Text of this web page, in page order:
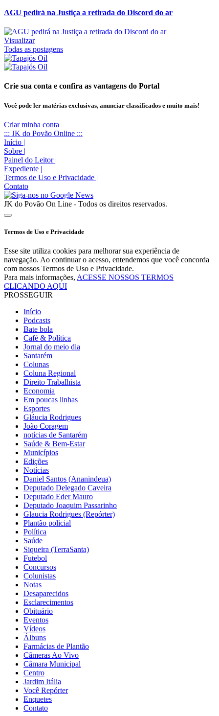
AGU pedirá na Justiça a retirada do Discord do ar
Visualizar
Todas as postagens
Crie sua conta e confira as vantagens do Portal
Você pode ler matérias exclusivas, anunciar classificados e muito mais!
Criar minha conta
::: JK do Povão Online :::
Início |
Sobre |
Painel do Leitor |
Expediente |
Termos de Uso e Privacidade |
Contato
JK do Povão On Line - Todos os direitos reservados.
Termos de Uso e Privacidade
Esse site utiliza cookies para melhorar sua experiência de
navegação. Ao continuar o acesso, entendemos que você concorda
com nossos Termos de Uso e Privacidade.
Para mais informações, ACESSE NOSSOS TERMOS
CLICANDO AQUI
PROSSEGUIR
Início
Podcasts
Bate bola
Café & Política
Jornal do meio dia
Santarém
Colunas
Coluna Regional
Direito Trabalhista
Economia
Em poucas linhas
Esportes
Gláucia Rodrigues
João Coragem
notícias de Santarém
Saúde & Bem-Estar
Municípios
Edições
Notícias
Daniel Santos (Ananindeua)
Deputado Delegado Caveira
Deputado Eder Mauro
Deputado Joaquim Passarinho
Glaucia Rodrigues (Repórter)
Plantão policial
Política
Saúde
Siqueira (TerraSanta)
Futebol
Concursos
Colunistas
Notas
Desaparecidos
Esclarecimentos
Obituário
Eventos
Vídeos
Álbuns
Farmácias de Plantão
Câmeras Ao Vivo
Câmara Municipal
Centro
Jardim Itália
Você Repórter
Enquetes
Contato